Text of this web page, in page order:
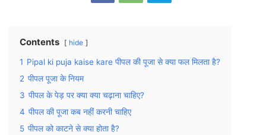
Contents hide
1 Pipal ki puja kaise kare पीपल की पूजा से क्या फल मिलता है?
2 पीपल पूजा के नियम
3 पीपल के पेड़ पर क्या क्या चढ़ाना चाहिए?
4 पीपल की पूजा कब नहीं करनी चाहिए
5 पीपल को काटने से क्या होता है?